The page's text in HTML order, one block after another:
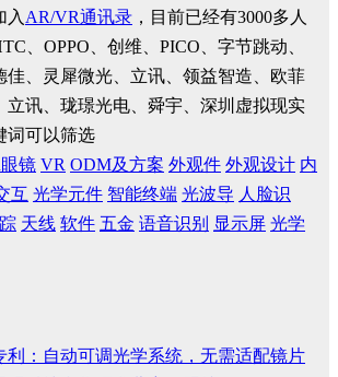
入 AR/VR通讯录 ，目前已经有3000多人
、OPPO、创维、PICO、字节跳动、
佳、灵犀微光、立讯、领益智造、欧菲
立讯、珑璟光电、舜宇、深圳虚拟现实
词可以筛选
镜 VR ODM及方案 外观件 外观设计 内
互 光学元件 智能终端 光波导 人脸识
天线 软件 五金 语音识别 显示屏 光学
利：自动可调光学系统，无需适配镜片